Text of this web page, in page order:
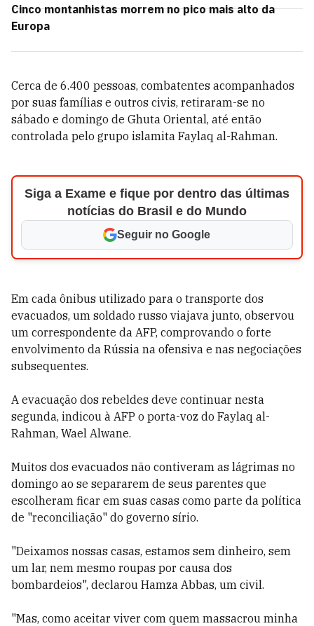
Cinco montanhistas morrem no pico mais alto da
Europa
Cerca de 6.400 pessoas, combatentes acompanhados
por suas famílias e outros civis, retiraram-se no
sábado e domingo de Ghuta Oriental, até então
controlada pelo grupo islamita Faylaq al-Rahman.
Siga a Exame e fique por dentro das últimas
notícias do Brasil e do Mundo
Seguir no Google
Em cada ônibus utilizado para o transporte dos
evacuados, um soldado russo viajava junto, observou
um correspondente da AFP, comprovando o forte
envolvimento da Rússia na ofensiva e nas negociações
subsequentes.
A evacuação dos rebeldes deve continuar nesta
segunda, indicou à AFP o porta-voz do Faylaq al-
Rahman, Wael Alwane.
Muitos dos evacuados não contiveram as lágrimas no
domingo ao se separarem de seus parentes que
escolheram ficar em suas casas como parte da política
de "reconciliação" do governo sírio.
"Deixamos nossas casas, estamos sem dinheiro, sem
um lar, nem mesmo roupas por causa dos
bombardeios", declarou Hamza Abbas, um civil.
"Mas, como aceitar viver com quem massacrou minha